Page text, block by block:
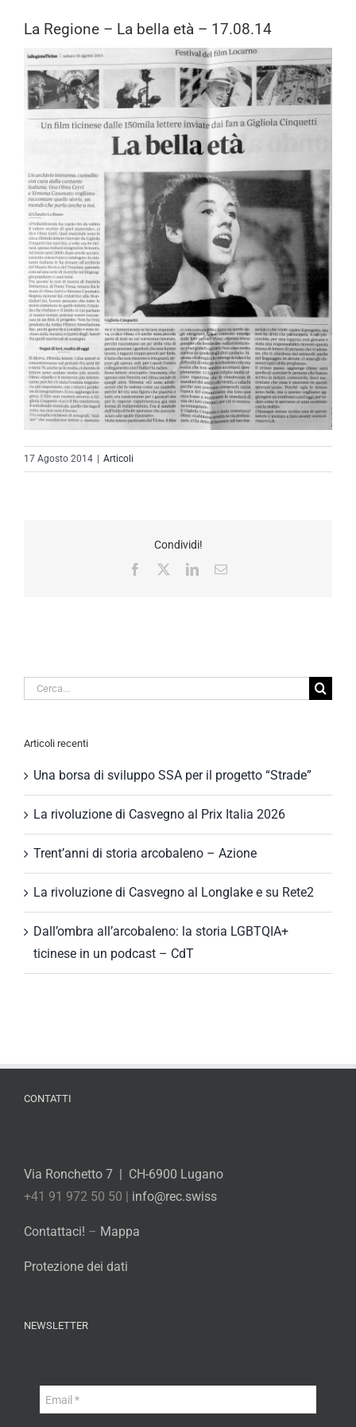
La Regione – La bella età – 17.08.14
17 Agosto 2014 Articoli
Condividi!
Facebook
LinkedInEmail
Cerca
Articoli recenti
Una borsa di sviluppo SSA per il progetto “Strade”
La rivoluzione di Casvegno al Prix Italia 2026
Trent’anni di storia arcobaleno – Azione
La rivoluzione di Casvegno al Longlake e su Rete2
Dall’ombra all’arcobaleno: la storia LGBTQIA+
ticinese in un podcast – CdT
CONTATTI
Via Ronchetto 7 | CH-6900 Lugano
+41 91 972 50 50 | info@rec.swiss
Contattaci! – Mappa
Protezione dei dati
NEWSLETTER